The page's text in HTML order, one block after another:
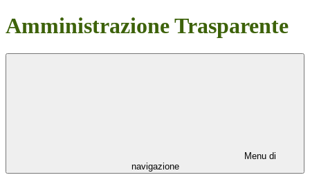
Amministrazione Trasparente
Menu di
navigazione